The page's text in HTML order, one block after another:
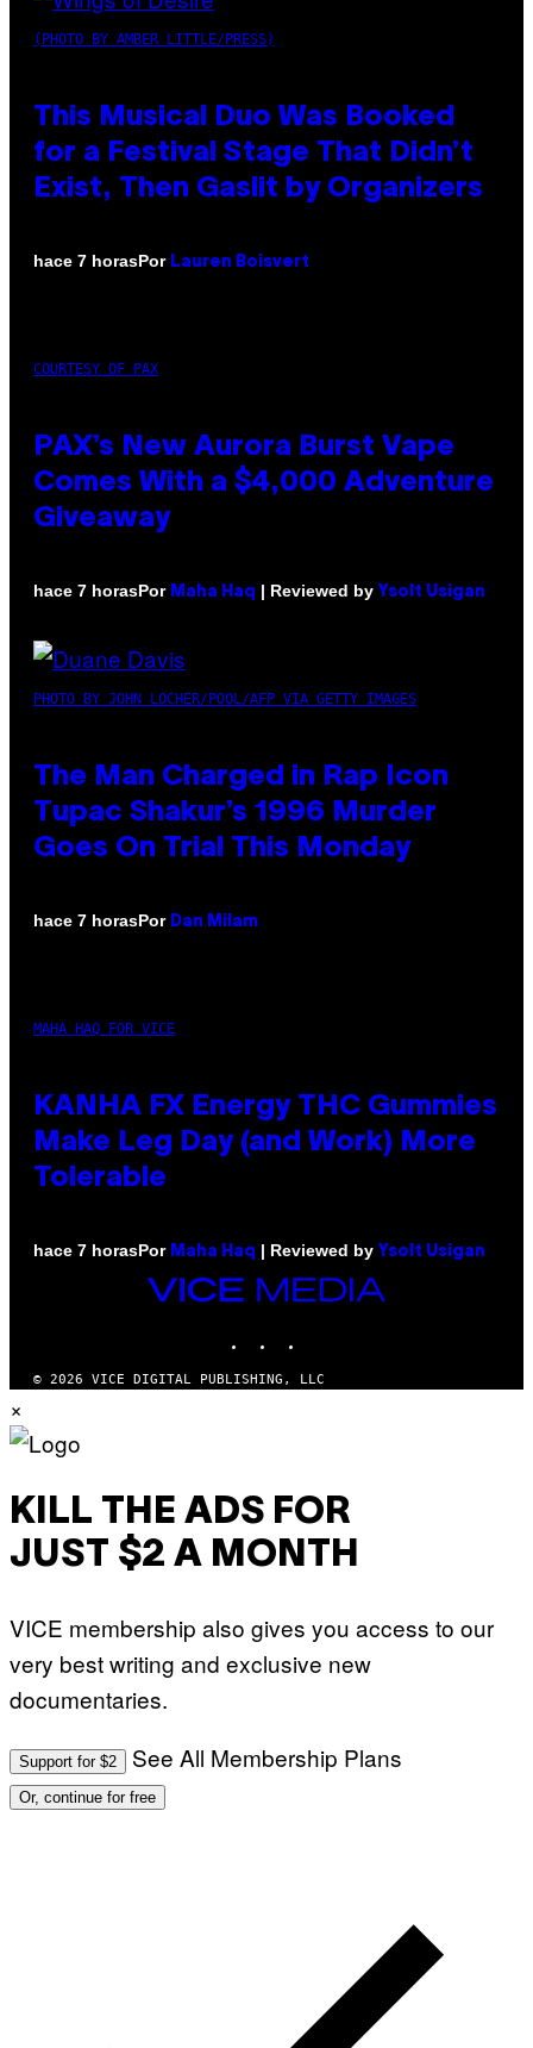
(PHOTO BY AMBER LITTLE/PRESS)
This Musical Duo Was Booked
for a Festival Stage That Didn’t
Exist, Then Gaslit by Organizers
hace 7 horasPor Lauren Boisvert
COURTESY OF PAX
PAX’s New Aurora Burst Vape
Comes With a $4,000 Adventure
Giveaway
hace 7 horasPor Maha Haq | Reviewed by Ysolt Usigan
PHOTO BY JOHN LOCHER/POOL/AFP VIA GETTY IMAGES
The Man Charged in Rap Icon
Tupac Shakur’s 1996 Murder
Goes On Trial This Monday
hace 7 horasPor Dan Milam
MAHA HAQ FOR VICE
KANHA FX Energy THC Gummies
Make Leg Day (and Work) More
Tolerable
hace 7 horasPor Maha Haq | Reviewed by Ysolt Usigan
VICE
MEDIA
© 2026 VICE DIGITAL PUBLISHING, LLC
×
KILL THE ADS FOR
JUST $2 A MONTH
VICE membership also gives you access to our
very best writing and exclusive new
documentaries.
Support for $2 See All Membership Plans
Or, continue for free